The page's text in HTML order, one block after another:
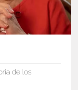
de los